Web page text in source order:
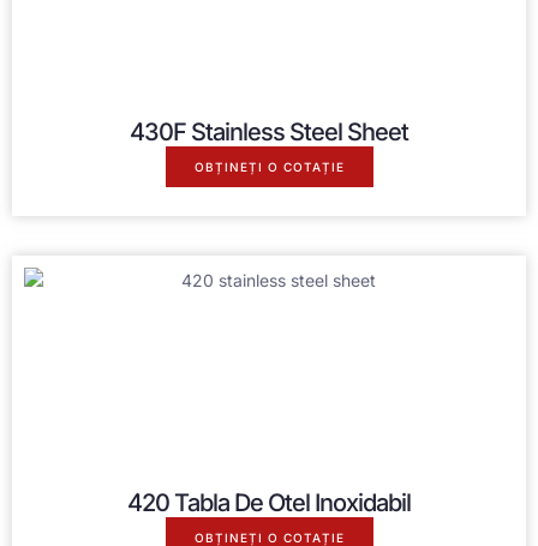
430F Stainless Steel Sheet
OBȚINEȚI O COTAȚIE
420 Tabla De Otel Inoxidabil
OBȚINEȚI O COTAȚIE